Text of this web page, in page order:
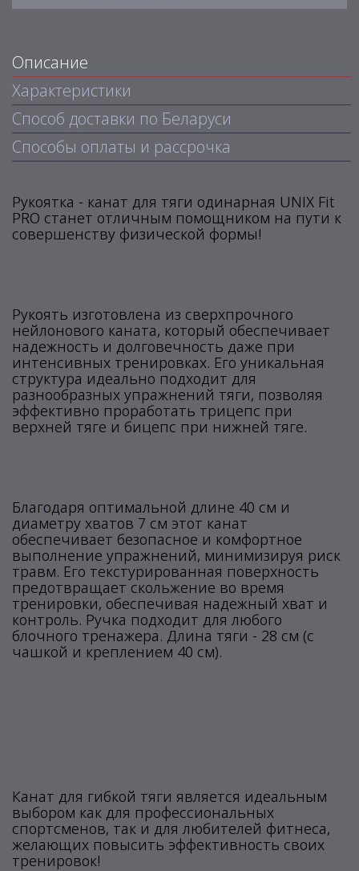
Описание
Характеристики
Способ доставки по Беларуси
Способы оплаты и рассрочка
Рукоятка - канат для тяги одинарная UNIX Fit
PRO станет отличным помощником на пути к
совершенству физической формы!
Рукоять изготовлена из сверхпрочного
нейлонового каната, который обеспечивает
надежность и долговечность даже при
интенсивных тренировках. Его уникальная
структура идеально подходит для
разнообразных упражнений тяги, позволяя
эффективно проработать трицепс при
верхней тяге и бицепс при нижней тяге.
Благодаря оптимальной длине 40 см и
диаметру хватов 7 см этот канат
обеспечивает безопасное и комфортное
выполнение упражнений, минимизируя риск
травм. Его текстурированная поверхность
предотвращает скольжение во время
тренировки, обеспечивая надежный хват и
контроль. Ручка подходит для любого
блочного тренажера. Длина тяги - 28 см (с
чашкой и креплением 40 см).
Канат для гибкой тяги является идеальным
выбором как для профессиональных
спортсменов, так и для любителей фитнеса,
желающих повысить эффективность своих
тренировок!